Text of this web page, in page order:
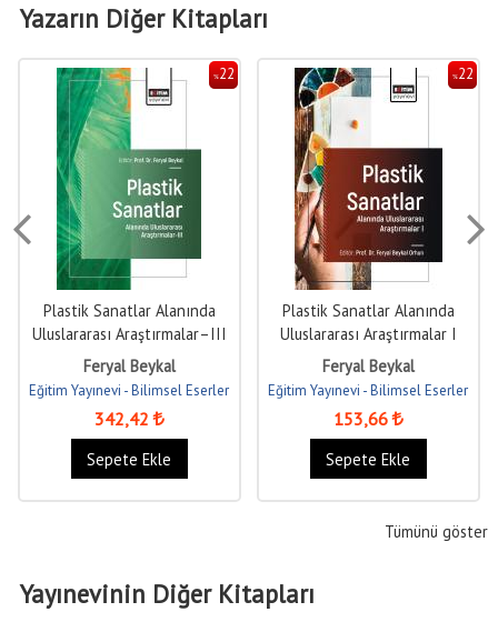
Yazarın Diğer Kitapları
%22
Plastik Sanatlar Alanında
Uluslararası Araştırmalar–III
Feryal Beykal
Eğitim Yayınevi - Bilimsel Eserler
342,42
Sepete Ekle
%22
Plastik Sanatlar Alanında
Uluslararası Araştırmalar I
Feryal Beykal
Eğitim Yayınevi - Bilimsel Eserler
153,66
Sepete Ekle
Tümünü göster
Yayınevinin Diğer Kitapları